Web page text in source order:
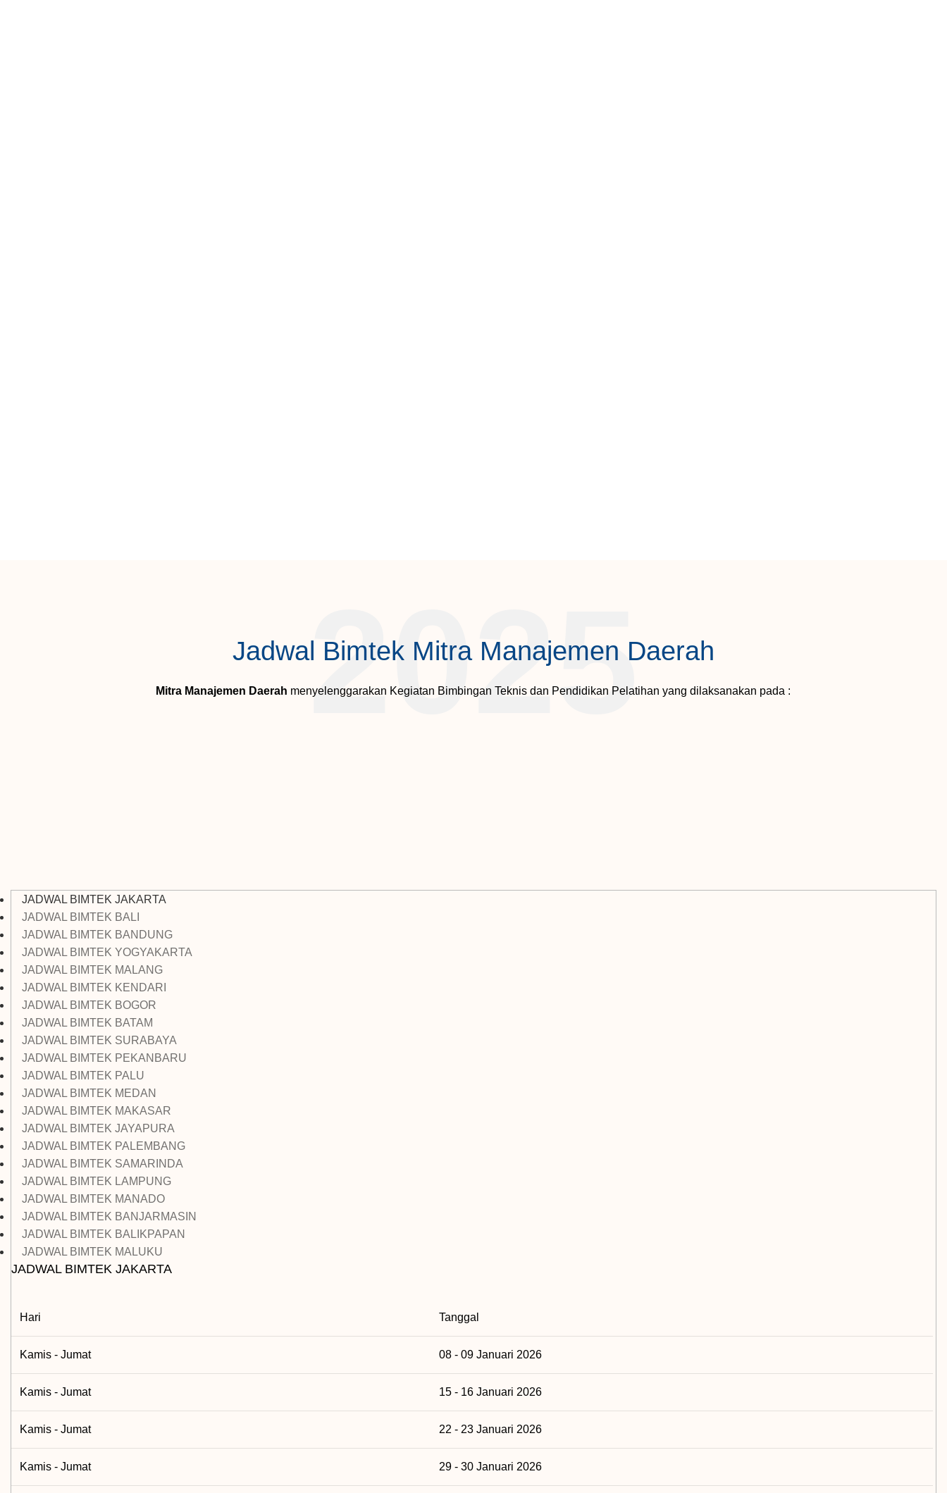
2025
Jadwal Bimtek Mitra Manajemen Daerah
Mitra Manajemen Daerah menyelenggarakan Kegiatan Bimbingan Teknis dan Pendidikan Pelatihan yang dilaksanakan pada :
JADWAL BIMTEK JAKARTA
JADWAL BIMTEK BALI
JADWAL BIMTEK BANDUNG
JADWAL BIMTEK YOGYAKARTA
JADWAL BIMTEK MALANG
JADWAL BIMTEK KENDARI
JADWAL BIMTEK BOGOR
JADWAL BIMTEK BATAM
JADWAL BIMTEK SURABAYA
JADWAL BIMTEK PEKANBARU
JADWAL BIMTEK PALU
JADWAL BIMTEK MEDAN
JADWAL BIMTEK MAKASAR
JADWAL BIMTEK JAYAPURA
JADWAL BIMTEK PALEMBANG
JADWAL BIMTEK SAMARINDA
JADWAL BIMTEK LAMPUNG
JADWAL BIMTEK MANADO
JADWAL BIMTEK BANJARMASIN
JADWAL BIMTEK BALIKPAPAN
JADWAL BIMTEK MALUKU
JADWAL BIMTEK JAKARTA
Hari Tanggal
Kamis - Jumat 08 - 09 Januari 2026
Kamis - Jumat 15 - 16 Januari 2026
Kamis - Jumat 22 - 23 Januari 2026
Kamis - Jumat 29 - 30 Januari 2026